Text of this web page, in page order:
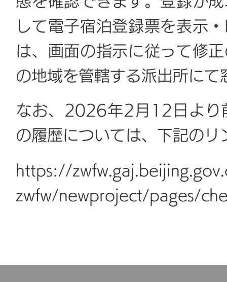
して電子宿泊登録票を表示
は、画面の指示に従って修
の地域を管轄する派出所に
なお、2026年2月12日より
の履歴については、下記の
https://
zwfw/newproject/pages/